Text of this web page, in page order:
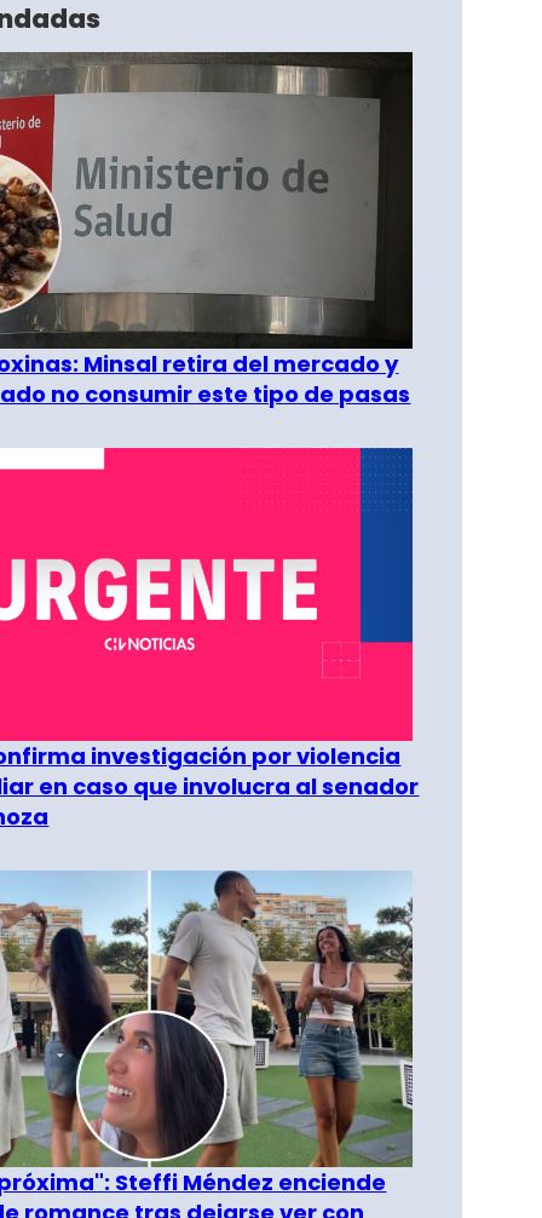
Minsal retira del mercado y
no consumir este tipo de pasas
investigación por violencia
en caso que involucra al senador
Steffi Méndez enciende